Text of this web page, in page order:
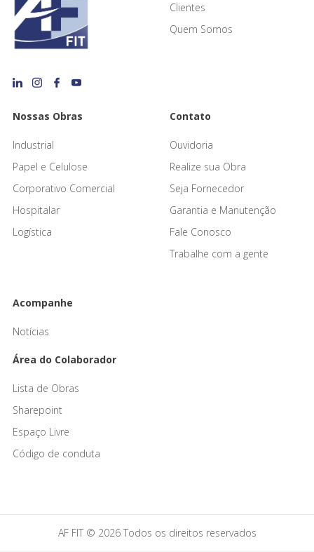
Clientes
Quem Somos
Nossas Obras
Industrial
Papel e Celulose
Corporativo Comercial
Hospitalar
Logística
Contato
Ouvidoria
Realize sua Obra
Seja Fornecedor
Garantia e Manutenção
Fale Conosco
Trabalhe com a gente
Acompanhe
Notícias
Área do Colaborador
Lista de Obras
Sharepoint
Espaço Livre
Código de conduta
AF FIT © 2026 Todos os direitos reservados